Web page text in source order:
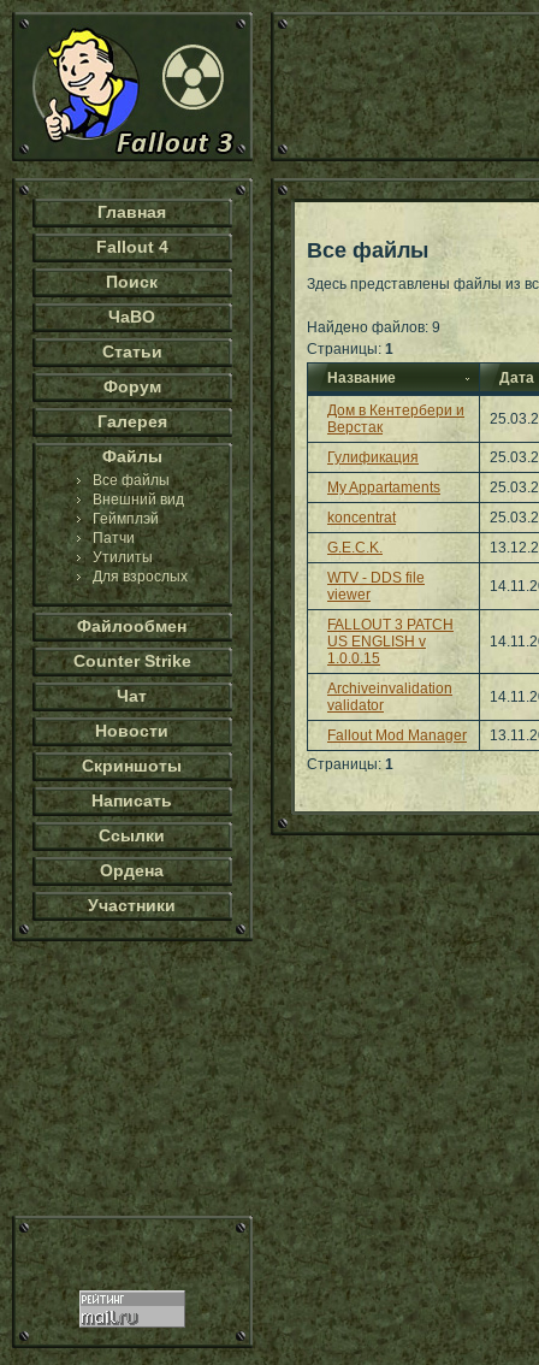
Главная
Fallout 4
Поиск
ЧаВО
Статьи
Форум
Галерея
Файлы
Все файлы
Внешний вид
Геймплэй
Патчи
Утилиты
Для взрослых
Файлообмен
Counter Strike
Чат
Новости
Скриншоты
Написать
Ссылки
Ордена
Участники
Все файлы
Здесь представлены файлы из
Найдено файлов: 9
Страницы: 1
Название
Дата
Дом в Кентербери и
Верстак
Гулификация
My Appartaments
koncentrat
G.E.C.K.
WTV - DDS file
viewer
FALLOUT 3 PATCH
US ENGLISH v
1.0.0.15
Archiveinvalidation
validator
Fallout Mod Manager
Страницы: 1